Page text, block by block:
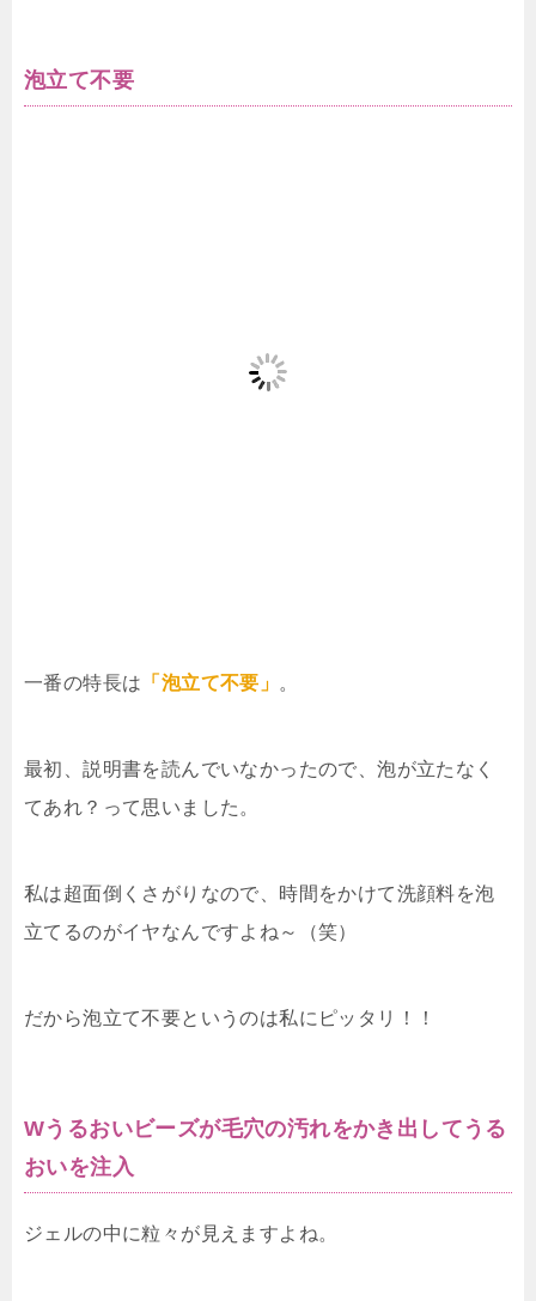
泡立て不要
一番の特長は 「泡立て不要」 。
最初、説明書を読んでいなかったので、泡が立たなく
てあれ？って思いました。
私は超面倒くさがりなので、時間をかけて洗顔料を泡
立てるのがイヤなんですよね～（笑）
だから泡立て不要というのは私にピッタリ！！
Wうるおいビーズが毛穴の汚れをかき出してうる
おいを注入
ジェルの中に粒々が見えますよね。